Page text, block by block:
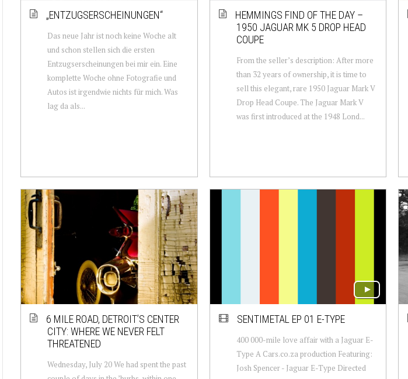
„ENTZUGSERSCHEINUNGEN“
Das neue Jahr ist noch keine Woche alt
und schon stellen sich die ersten
Entzugserscheinungen bei mir ein. Eine
komplette Woche ohne Fotografie und
Autos ist irgendwie nichts für mich. Was
lag da als...
HEMMINGS FIND OF THE DAY –
1950 JAGUAR MK 5 DROP HEAD
COUPE
From the seller’s description: After more
than 32 years of ownership, it is time to
sell this elegant, rare 1950 Jaguar Mark V
Drop Head Coupe. The Jaguar Mark V
was first introduced at the 1948 Lond...
6 MILE ROAD, DETROIT’S CENTER
CITY: WHERE WE NEVER FELT
THREATENED
Wednesday, July 20 We had spent the past
SENTIMETAL EP 01 E-TYPE
400 000-mile love affair with a Jaguar E-
Type A Cars.co.za production Featuring:
Josh Spencer - Jaguar E-Type Directed